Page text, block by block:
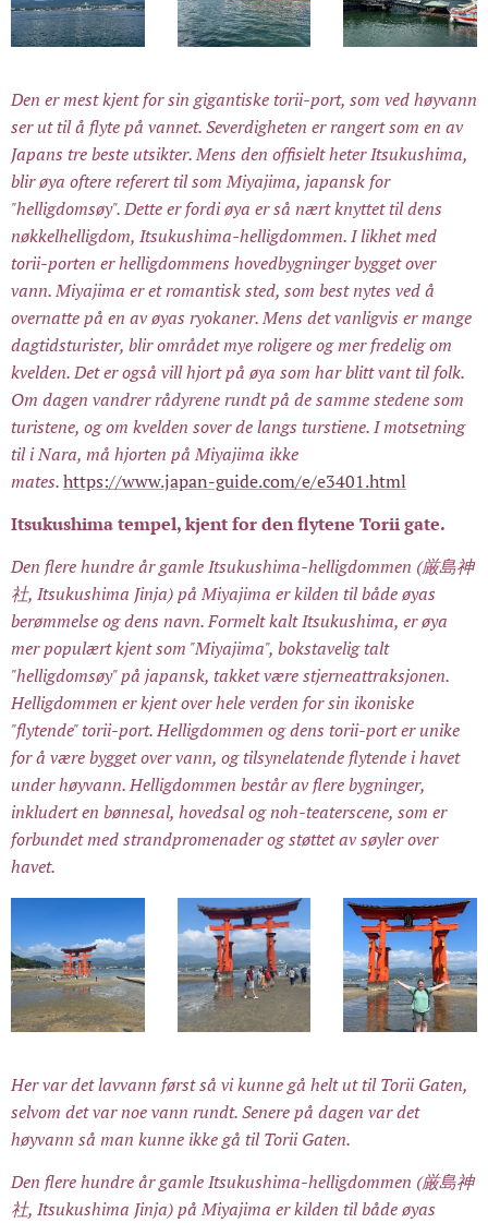
Den er mest kjent for sin gigantiske torii-port, som ved høyvann
ser ut til å flyte på vannet. Severdigheten er rangert som en av
Japans tre beste utsikter. Mens den offisielt heter Itsukushima,
blir øya oftere referert til som Miyajima, japansk for
"helligdomsøy". Dette er fordi øya er så nært knyttet til dens
nøkkelhelligdom, Itsukushima-helligdommen. I likhet med
torii-porten er helligdommens hovedbygninger bygget over
vann. Miyajima er et romantisk sted, som best nytes ved å
overnatte på en av øyas ryokaner. Mens det vanligvis er mange
dagtidsturister, blir området mye roligere og mer fredelig om
kvelden. Det er også vill hjort på øya som har blitt vant til folk.
Om dagen vandrer rådyrene rundt på de samme stedene som
turistene, og om kvelden sover de langs turstiene. I motsetning
til i Nara, må hjorten på Miyajima ikke
mates.https://www.japan-guide.com/e/e3401.html
Itsukushima tempel, kjent for den flytene Torii gate.
Den flere hundre år gamle Itsukushima-helligdommen (厳島神
社, Itsukushima Jinja) på Miyajima er kilden til både øyas
berømmelse og dens navn. Formelt kalt Itsukushima, er øya
mer populært kjent som "Miyajima", bokstavelig talt
"helligdomsøy" på japansk, takket være stjerneattraksjonen.
Helligdommen er kjent over hele verden for sin ikoniske
"flytende" torii-port. Helligdommen og dens torii-port er unike
for å være bygget over vann, og tilsynelatende flytende i havet
under høyvann. Helligdommen består av flere bygninger,
inkludert en bønnesal, hovedsal og noh-teaterscene, som er
forbundet med strandpromenader og støttet av søyler over
havet.
Her var det lavvann først så vi kunne gå helt ut til Torii Gaten,
selvom det var noe vann rundt. Senere på dagen var det
høyvann så man kunne ikke gå til Torii Gaten.
Den flere hundre år gamle Itsukushima-helligdommen (厳島神
社, Itsukushima Jinja) på Miyajima er kilden til både øyas